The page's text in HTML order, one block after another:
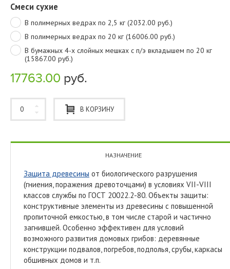
Смеси сухие
В полимерных ведрах по 2,5 кг (2032.00 руб.)
В полимерных ведрах по 20 кг (16006.00 руб.)
В бумажных 4-х слойных мешках с п/э вкладышем по 20 кг
(15867.00 руб.)
17763.00 руб.
В КОРЗИНУ
НАЗНАЧЕНИЕ
Защита древесины от биологического разрушения
(гниения, поражения древоточцами) в условиях VII-VIII
классов службы по ГОСТ 20022.2-80. Объекты защиты:
конструктивные элементы из древесины с повышенной
пропиточной емкостью, в том числе старой и частично
загнившей. Особенно эффективен для условий
возможного развития домовых грибов: деревянные
конструкции подвалов, погребов, подполья, срубы, каркасы
обшивных домов и т.п.